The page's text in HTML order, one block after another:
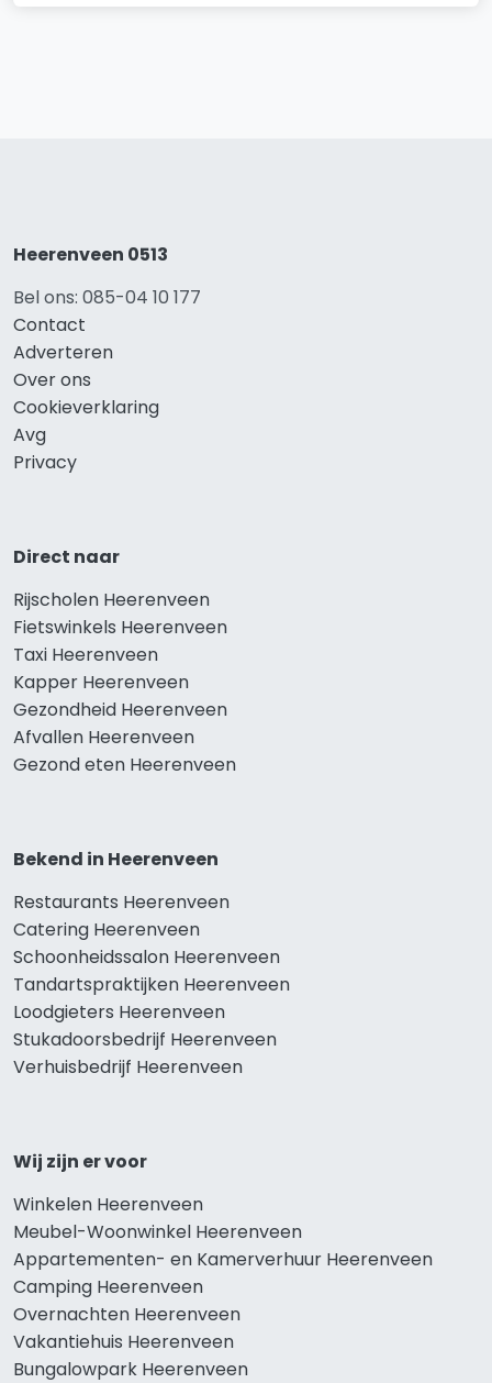
Heerenveen 0513
Bel ons: 085-04 10 177
Contact
Adverteren
Over ons
Cookieverklaring
Avg
Privacy
Direct naar
Rijscholen Heerenveen
Fietswinkels Heerenveen
Taxi Heerenveen
Kapper Heerenveen
Gezondheid Heerenveen
Afvallen Heerenveen
Gezond eten Heerenveen
Bekend in Heerenveen
Restaurants Heerenveen
Catering Heerenveen
Schoonheidssalon Heerenveen
Tandartspraktijken Heerenveen
Loodgieters Heerenveen
Stukadoorsbedrijf Heerenveen
Verhuisbedrijf Heerenveen
Wij zijn er voor
Winkelen Heerenveen
Meubel-Woonwinkel Heerenveen
Appartementen- en Kamerverhuur Heerenveen
Camping Heerenveen
Overnachten Heerenveen
Vakantiehuis Heerenveen
Bungalowpark Heerenveen